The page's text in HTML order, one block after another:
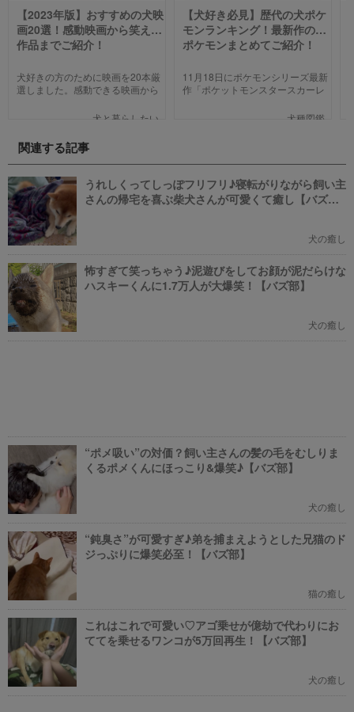
【2023年版】おすすめの犬映
画20選！感動映画から笑える
作品までご紹介！
犬好きの方のために映画を20本厳
選しました。感動できる映画から
で、犬の名作映画を邦画7本,洋画7
ぞれの映画の魅力やあらすじを短
い文章で簡潔に紹介しています。
映画選びの参考にしていただけれ
ばと思います。
犬と暮らしたい
【犬好き必見】歴代の犬ポケ
モンランキング！最新作の犬
ポケモンまとめてご紹介！
11月18日にポケモンシリーズ最新
作「ポケットモンスタースカーレ
オレット」が世界同時発売しまし
った方も、可愛くてかっこいい犬
モチーフのポケモンにメロメロに
なっちゃうかも。
犬種図鑑
関連する記事
うれしくってしっぽフリフリ♪寝転がりながら飼い主
さんの帰宅を喜ぶ柴犬さんが可愛くて癒し【バズ
犬の癒し
怖すぎて笑っちゃう♪泥遊びをしてお顔が泥だらけな
ハスキーくんに1.7万人が大爆笑！【バズ部】
犬の癒し
“ポメ吸い”の対価？飼い主さんの髪の毛をむしりま
くるポメくんにほっこり&爆笑♪【バズ部】
犬の癒し
“鈍臭さ”が可愛すぎ♪弟を捕まえようとした兄猫のド
ジっぷりに爆笑必至！【バズ部】
猫の癒し
これはこれで可愛い♡アゴ乗せが億劫で代わりにお
ててを乗せるワンコが5万回再生！【バズ部】
犬の癒し